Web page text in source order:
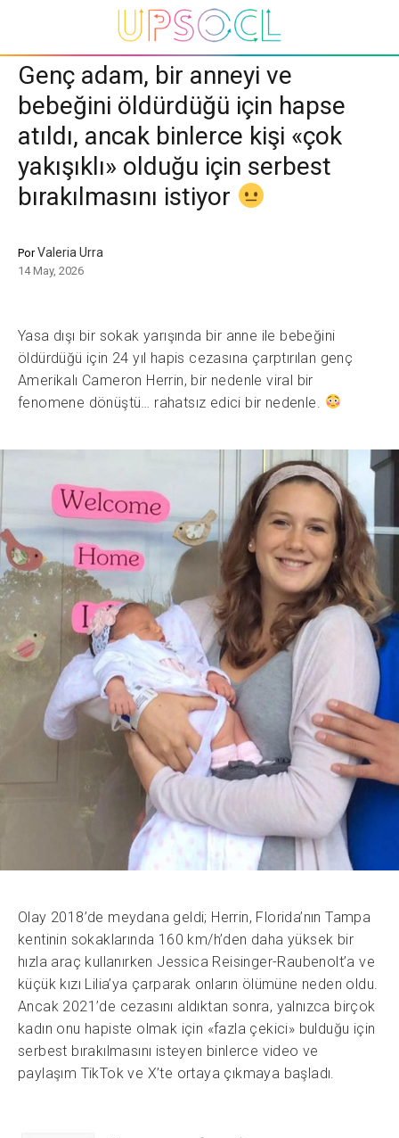
Genç adam, bir anneyi ve
bebeğini öldürdüğü için hapse
atıldı, ancak binlerce kişi «çok
yakışıklı» olduğu için serbest
bırakılmasını istiyor
PorValeria Urra
14 May, 2026
Yasa dışı bir sokak yarışında bir anne ile bebeğini
öldürdüğü için 24 yıl hapis cezasına çarptırılan genç
Amerikalı Cameron Herrin, bir nedenle viral bir
fenomene dönüştü… rahatsız edici bir nedenle.
Olay 2018’de meydana geldi; Herrin, Florida’nın Tampa
kentinin sokaklarında 160 km/h’den daha yüksek bir
hızla araç kullanırken Jessica Reisinger-Raubenolt’a ve
küçük kızı Lilia’ya çarparak onların ölümüne neden oldu.
Ancak 2021’de cezasını aldıktan sonra, yalnızca birçok
kadın onu hapiste olmak için «fazla çekici» bulduğu için
serbest bırakılmasını isteyen binlerce video ve
paylaşım TikTok ve X’te ortaya çıkmaya başladı.